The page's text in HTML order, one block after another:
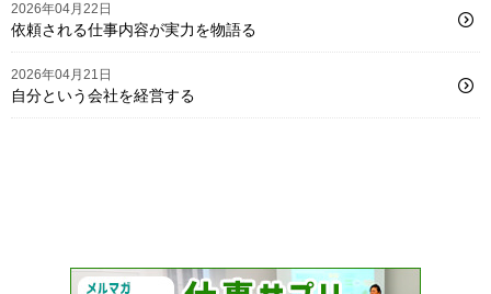
2026年04月22日
依頼される仕事内容が実力を物語る
2026年04月21日
自分という会社を経営する